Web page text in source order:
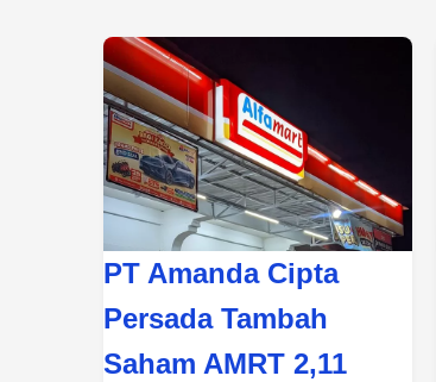
PT Amanda Cipta
Persada Tambah
Saham AMRT 2,11